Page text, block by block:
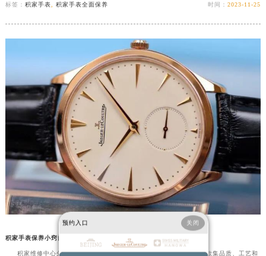
标签： 积家手表 积家手表全面保养 时间：2023-11-25
积家手表保养小窍门分享！
积家维修中心分享：“积家手表保养小窍门分享！”。积家手表是一款集品质、工艺和
预约入口 关闭